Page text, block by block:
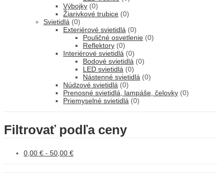
Výbojky (0)
Žiarivkové trubice (0)
Svietidlá (0)
Exteriérové svietidlá (0)
Pouličné osvetlenie (0)
Reflektory (0)
Interiérové svietidlá (0)
Bodové svietidlá (0)
LED svietidlá (0)
Nástenné svietidlá (0)
Núdzové svietidlá (0)
Prenosné svietidlá, lampáše, čelovky (0)
Priemyselné svietidlá (0)
Filtrovať podľa ceny
0,00 € - 50,00 €